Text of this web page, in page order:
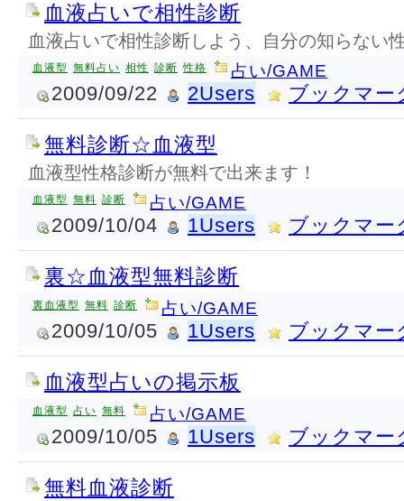
血液占いで相性診断
血液占いで相性診断しよう、自分の知らない
血液型 無料占い 相性 診断 性格 占い/GAME
2009/09/22 2Users ブックマー
無料診断☆血液型
血液型性格診断が無料で出来ます！
血液型 無料 診断 占い/GAME
2009/10/04 1Users ブックマー
裏☆血液型無料診断
裏血液型 無料 診断 占い/GAME
2009/10/05 1Users ブックマー
血液型占いの掲示板
血液型 占い 無料 占い/GAME
2009/10/05 1Users ブックマー
無料血液診断